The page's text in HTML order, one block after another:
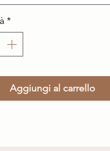
*
Aggiungi al carrello